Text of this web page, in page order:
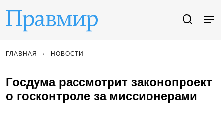
ГЛАВНАЯ НОВОСТИ
Госдума рассмотрит законопроект
о госконтроле за миссионерами